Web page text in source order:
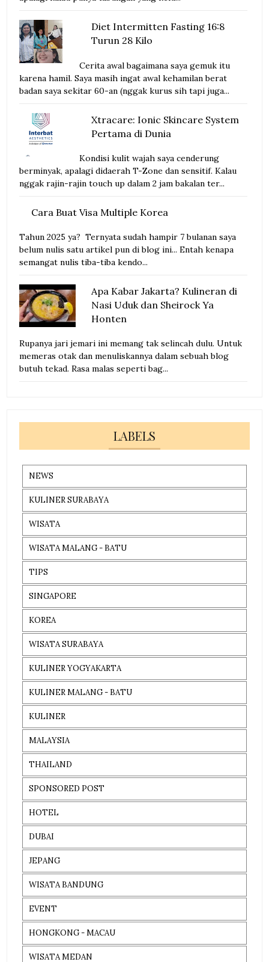
Diet Intermitten Fasting 16:8
Turun 28 Kilo
Cerita awal bagaimana saya gemuk itu
karena hamil. Saya masih ingat awal kehamilan berat
badan saya sekitar 60-an (nggak kurus sih tapi juga...
Xtracare: Ionic Skincare System
Pertama di Dunia
Kondisi kulit wajah saya cenderung
berminyak, apalagi didaerah T-Zone dan sensitif. Kalau
nggak rajin-rajin touch up dalam 2 jam bakalan ter...
Cara Buat Visa Multiple Korea
Tahun 2025 ya? Ternyata sudah hampir 7 bulanan saya
belum nulis satu artikel pun di blog ini... Entah kenapa
semangat nulis tiba-tiba kendo...
Apa Kabar Jakarta? Kulineran di
Nasi Uduk dan Sheirock Ya
Honten
Rupanya jari jemari ini memang tak selincah dulu. Untuk
memeras otak dan menuliskannya dalam sebuah blog
butuh tekad. Rasa malas seperti bag...
LABELS
NEWS
KULINER SURABAYA
WISATA
WISATA MALANG - BATU
TIPS
SINGAPORE
KOREA
WISATA SURABAYA
KULINER YOGYAKARTA
KULINER MALANG - BATU
KULINER
MALAYSIA
THAILAND
SPONSORED POST
HOTEL
DUBAI
JEPANG
WISATA BANDUNG
EVENT
HONGKONG - MACAU
WISATA MEDAN